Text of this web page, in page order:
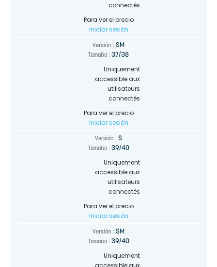
connectés
Para ver el precio
Iniciar sesión
Versión : SM
Tamaño : 37/38
Uniquement
accessible aux
utilisateurs
connectés
Para ver el precio
Iniciar sesión
Versión : S
Tamaño : 39/40
Uniquement
accessible aux
utilisateurs
connectés
Para ver el precio
Iniciar sesión
Versión : SM
Tamaño : 39/40
Uniquement
accessible aux